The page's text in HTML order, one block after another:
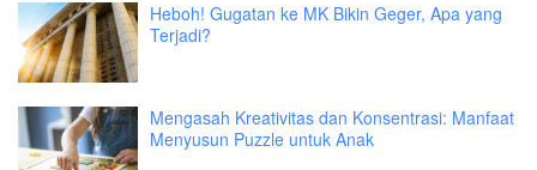
Heboh! Gugatan ke MK Bikin Geger, Apa yang
Terjadi?
Mengasah Kreativitas dan Konsentrasi: Manfaat
Menyusun Puzzle untuk Anak